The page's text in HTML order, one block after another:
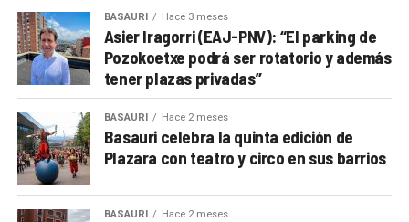
BASAURI Hace 3 meses
Asier Iragorri (EAJ-PNV): “El parking de
Pozokoetxe podrá ser rotatorio y además
tener plazas privadas”
BASAURI Hace 2 meses
Basauri celebra la quinta edición de
Plazara con teatro y circo en sus barrios
BASAURI Hace 2 meses